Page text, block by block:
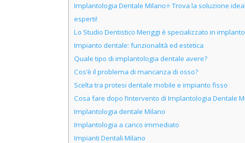
Implantologia Dentale Milano⭐ Trova la soluzione
esperti!
Lo Studio Dentistico Meriggi è specializzato in
Impianto dentale: funzionalità ed estetica
Quale tipo di implantologia dentale avere?
Cos’è il problema di mancanza di osso?
Scelta tra protesi dentale mobile e impianto fisso
Cosa fare dopo l’intervento di Implantologia Dentale
Implantologia dentale Milano
Implantologia a carico immediato
Impianti Dentali Milano